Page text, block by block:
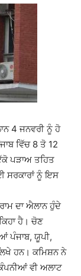
4 ਜਨਵਰੀ ਨੂੰ ਹੋ
ਵਿੱਚ 8 ਤੋ 12
ਪੜਾਅ ਤਹਿਤ
ਸਰਕਾਰਾਂ ਨੂੰ ਇਸ
ਦਾ ਐਲਾਨ ਹੁੰਦੇ
ਹੈ। ਚੋਣ
ਪੰਜਾਬ, ਯੂਪੀ,
ਹਨ। ਕਮਿਸ਼ਨ ਨੇ
ਵੀ ਅਲਾਟ